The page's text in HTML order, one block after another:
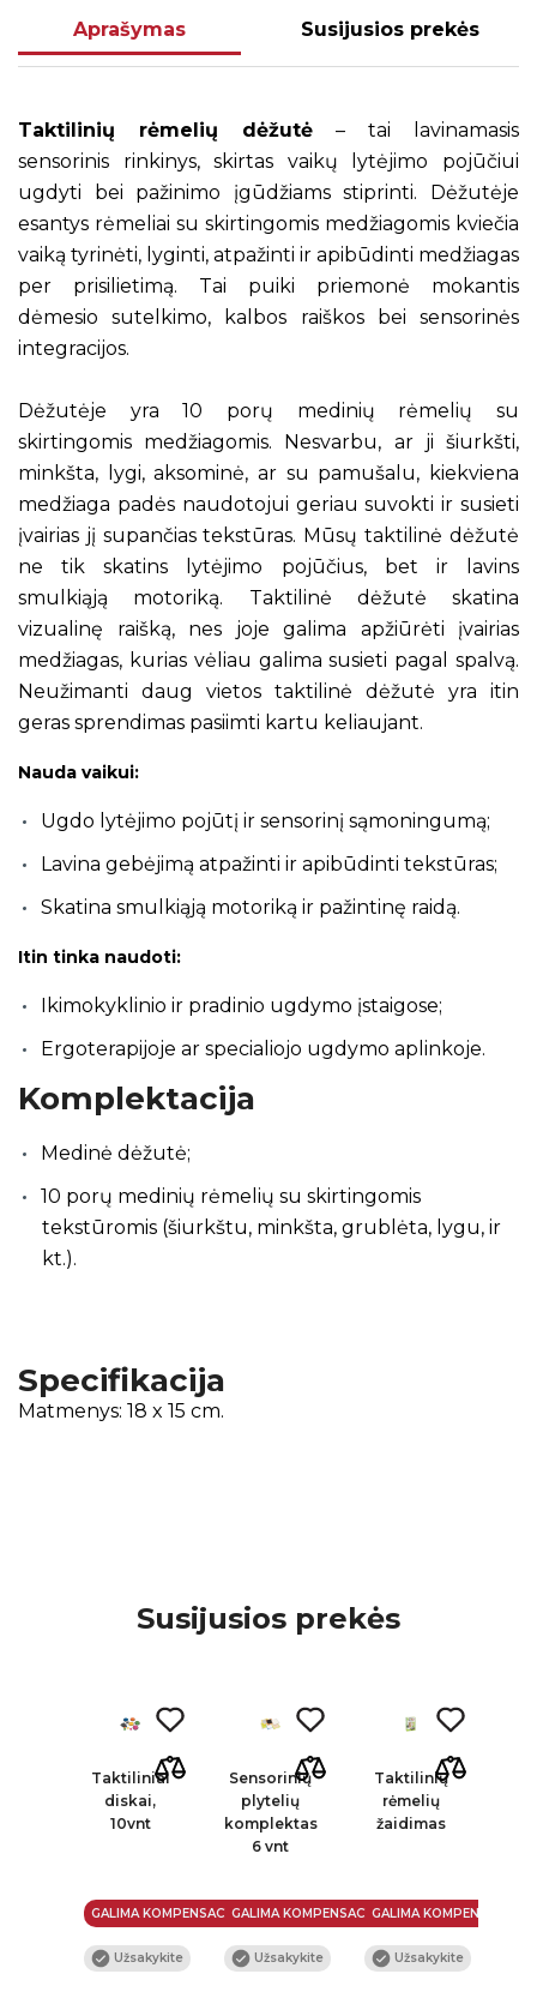
Aprašymas Susijusios prekės
Taktilinių rėmelių dėžutė – tai lavinamasis
sensorinis rinkinys, skirtas vaikų lytėjimo pojūčiui
ugdyti bei pažinimo įgūdžiams stiprinti. Dėžutėje
esantys rėmeliai su skirtingomis medžiagomis kviečia
vaiką tyrinėti, lyginti, atpažinti ir apibūdinti medžiagas
per prisilietimą. Tai puiki priemonė mokantis
dėmesio sutelkimo, kalbos raiškos bei sensorinės
integracijos.
Dėžutėje yra 10 porų medinių rėmelių su
skirtingomis medžiagomis. Nesvarbu, ar ji šiurkšti,
minkšta, lygi, aksominė, ar su pamušalu, kiekviena
medžiaga padės naudotojui geriau suvokti ir susieti
įvairias jį supančias tekstūras. Mūsų taktilinė dėžutė
ne tik skatins lytėjimo pojūčius, bet ir lavins
smulkiąją motoriką. Taktilinė dėžutė skatina
vizualinę raišką, nes joje galima apžiūrėti įvairias
medžiagas, kurias vėliau galima susieti pagal spalvą.
Neužimanti daug vietos taktilinė dėžutė yra itin
geras sprendimas pasiimti kartu keliaujant.
Nauda vaikui:
Ugdo lytėjimo pojūtį ir sensorinį sąmoningumą;
Lavina gebėjimą atpažinti ir apibūdinti tekstūras;
Skatina smulkiąją motoriką ir pažintinę raidą.
Itin tinka naudoti:
Ikimokyklinio ir pradinio ugdymo įstaigose;
Ergoterapijoje ar specialiojo ugdymo aplinkoje.
Komplektacija
Medinė dėžutė;
10 porų medinių rėmelių su skirtingomis
tekstūromis (šiurkštu, minkšta, grublėta, lygu, ir
kt.).
Specifikacija
Matmenys: 18 x 15 cm.
Susijusios prekės
Taktiliniai
diskai,
10vnt
GALIMA KOMPENSACIJA
Užsakykite
Sensorinių
plytelių
komplektas
6 vnt
GALIMA KOMPENSACIJA
Užsakykite
Taktilinių
rėmelių
žaidimas
GALIMA KOMPENSACIJA
Užsakykite